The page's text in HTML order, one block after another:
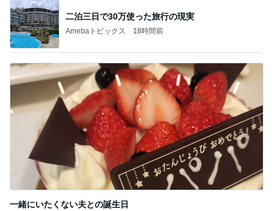
二泊三日で30万使った旅行の現実
Amebaトピックス 18時間前
一緒にいたくない夫との誕生日